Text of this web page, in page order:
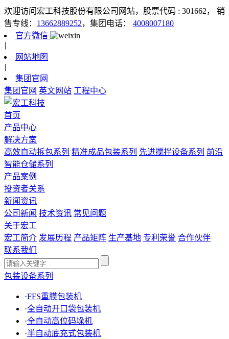
欢迎访问宏工科技股份有限公司网站，股票代码 : 301662，
销
售专线： 13662889252，集团电话： 4008007180
官方微信
|
网站地图
|
集团官网
集团官网 英文网站 工程中心
首页
产品中心
解决方案
高效自动拆包系列 精准成品包装系列 先进搅拌设备系列 前沿
智能仓储系列
产品案例
投资者关系
新闻资讯
公司新闻 技术资讯 常见问题
关于宏工
宏工简介 发展历程 产品矩阵 生产基地 专利荣誉 合作伙伴
联系我们
包装设备系列
·FFS重膜包装机
·全自动开口袋包装机
·全自动高位码垛机
·半自动底充式包装机